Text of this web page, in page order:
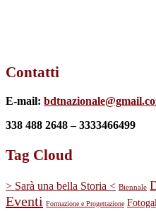
Contatti
E-mail:
338 488 2648 – 3333466499
Tag Cloud
> Sarà una bella Storia < Biennale
Eventi Formazione e Progettazione